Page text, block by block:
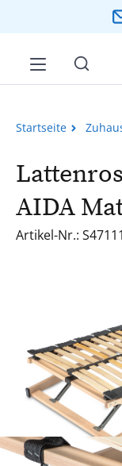
Zum Hauptinhalt
Startseite
AIDA
Artikel-Nr.: